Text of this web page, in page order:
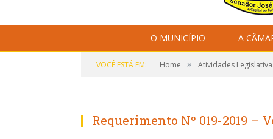
O MUNICÍPIO A
VOCÊ ESTÁ EM: Home » Atividades
Requerimento Nº 019-2019 –